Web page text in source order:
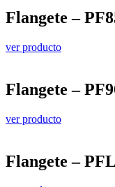
Flangete –
ver producto
Flangete –
ver producto
Flangete –